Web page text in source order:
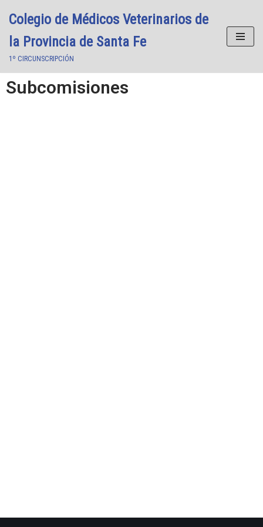
al
contenido
Colegio de Médicos Veterinarios de
la Provincia de Santa Fe
1º CIRCUNSCRIPCIÓN
Subcomisiones